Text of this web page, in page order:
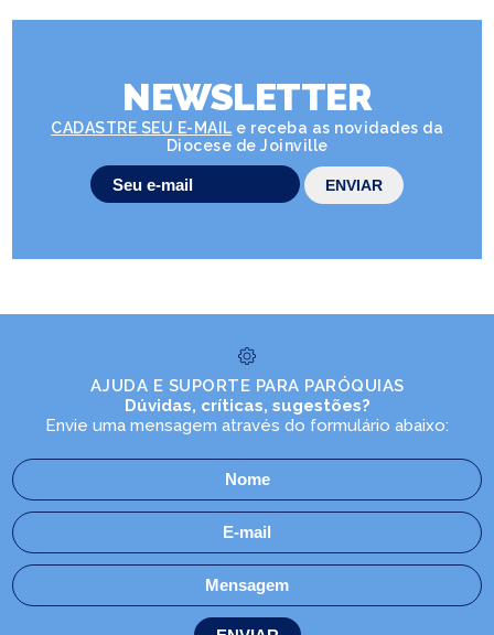
NEWSLETTER
CADASTRE SEU E-MAIL e receba as novidades da
Diocese de Joinville
AJUDA E SUPORTE PARA PARÓQUIAS
Dúvidas, críticas, sugestões?
Envie uma mensagem através do formulário abaixo: